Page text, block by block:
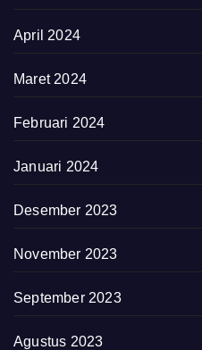
April 2024
Maret 2024
Februari 2024
Januari 2024
Desember 2023
November 2023
September 2023
Agustus 2023